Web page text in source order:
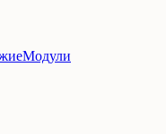
Модули